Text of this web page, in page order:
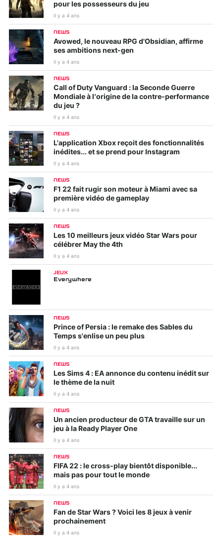
pour les possesseurs du jeu
Il y a 4 ans
NEWS
Avowed, le nouveau RPG d'Obsidian, affirme
ses ambitions next-gen
Il y a 4 ans
NEWS
Call of Duty Vanguard : la Seconde Guerre
Mondiale à l’origine de la contre-performance
du jeu ?
Il y a 4 ans
NEWS
L'application Xbox reçoit des fonctionnalités
inédites... et se prend pour Instagram
Il y a 4 ans
NEWS
F1 22 fait rugir son moteur à Miami avec sa
première vidéo de gameplay
Il y a 4 ans
NEWS
Les 10 meilleurs jeux vidéo Star Wars pour
célébrer May the 4th
Il y a 4 ans
JEUX
Everywhere
NEWS
Prince of Persia : le remake des Sables du
Temps s'enlise un peu plus
Il y a 4 ans
NEWS
Les Sims 4 : EA annonce du contenu inédit sur
le thème de la nuit
Il y a 4 ans
NEWS
Un ancien producteur de GTA travaille sur un
jeu à la Ready Player One
Il y a 4 ans
NEWS
FIFA 22 : le cross-play bientôt disponible...
mais pas pour tout le monde
Il y a 4 ans
NEWS
Fan de Star Wars ? Voici les 8 jeux à venir
prochainement
Il y a 4 ans